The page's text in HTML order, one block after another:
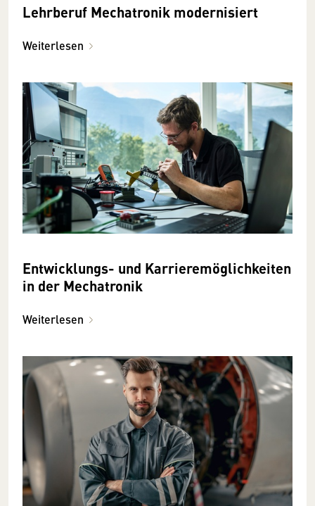
Lehrberuf Mechatronik modernisiert
Weiterlesen
Entwicklungs- und Karrieremöglichkeiten
in der Mechatronik
Weiterlesen